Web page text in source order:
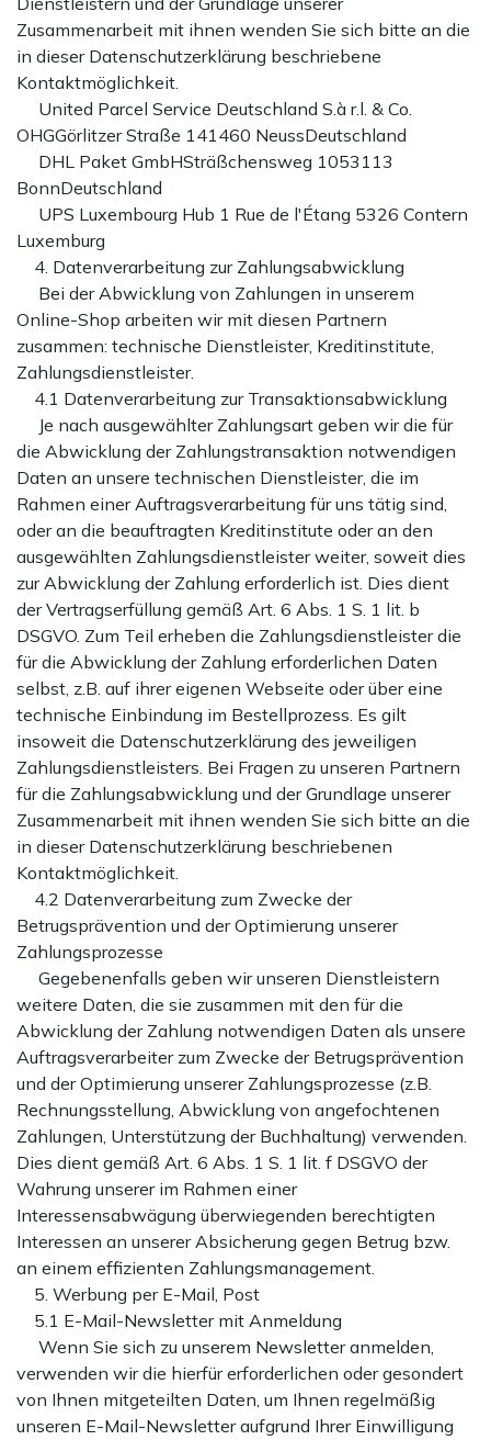
Zusammenarbeit mit ihnen wenden Sie sich bitte an die
in dieser Datenschutzerklärung beschriebene
Kontaktmöglichkeit.
United Parcel Service Deutschland S.à r.l. & Co.
OHGGörlitzer Straße 141460 NeussDeutschland
DHL Paket GmbHSträßchensweg 1053113
BonnDeutschland
UPS Luxembourg Hub 1 Rue de l'Étang 5326 Contern
Luxemburg
4. Datenverarbeitung zur Zahlungsabwicklung
Bei der Abwicklung von Zahlungen in unserem
Online-Shop arbeiten wir mit diesen Partnern
zusammen: technische Dienstleister, Kreditinstitute,
Zahlungsdienstleister.
4.1 Datenverarbeitung zur Transaktionsabwicklung
Je nach ausgewählter Zahlungsart geben wir die für
die Abwicklung der Zahlungstransaktion notwendigen
Daten an unsere technischen Dienstleister, die im
Rahmen einer Auftragsverarbeitung für uns tätig sind,
oder an die beauftragten Kreditinstitute oder an den
ausgewählten Zahlungsdienstleister weiter, soweit dies
zur Abwicklung der Zahlung erforderlich ist. Dies dient
der Vertragserfüllung gemäß Art. 6 Abs. 1 S. 1 lit. b
DSGVO. Zum Teil erheben die Zahlungsdienstleister die
für die Abwicklung der Zahlung erforderlichen Daten
selbst, z.B. auf ihrer eigenen Webseite oder über eine
technische Einbindung im Bestellprozess. Es gilt
insoweit die Datenschutzerklärung des jeweiligen
Zahlungsdienstleisters. Bei Fragen zu unseren Partnern
für die Zahlungsabwicklung und der Grundlage unserer
Zusammenarbeit mit ihnen wenden Sie sich bitte an die
in dieser Datenschutzerklärung beschriebenen
Kontaktmöglichkeit.
4.2 Datenverarbeitung zum Zwecke der
Betrugsprävention und der Optimierung unserer
Zahlungsprozesse
Gegebenenfalls geben wir unseren Dienstleistern
weitere Daten, die sie zusammen mit den für die
Abwicklung der Zahlung notwendigen Daten als unsere
Auftragsverarbeiter zum Zwecke der Betrugsprävention
und der Optimierung unserer Zahlungsprozesse (z.B.
Rechnungsstellung, Abwicklung von angefochtenen
Zahlungen, Unterstützung der Buchhaltung) verwenden.
Dies dient gemäß Art. 6 Abs. 1 S. 1 lit. f DSGVO der
Wahrung unserer im Rahmen einer
Interessensabwägung überwiegenden berechtigten
Interessen an unserer Absicherung gegen Betrug bzw.
an einem effizienten Zahlungsmanagement.
5. Werbung per E-Mail, Post
5.1 E-Mail-Newsletter mit Anmeldung
Wenn Sie sich zu unserem Newsletter anmelden,
verwenden wir die hierfür erforderlichen oder gesondert
von Ihnen mitgeteilten Daten, um Ihnen regelmäßig
unseren E-Mail-Newsletter aufgrund Ihrer Einwilligung